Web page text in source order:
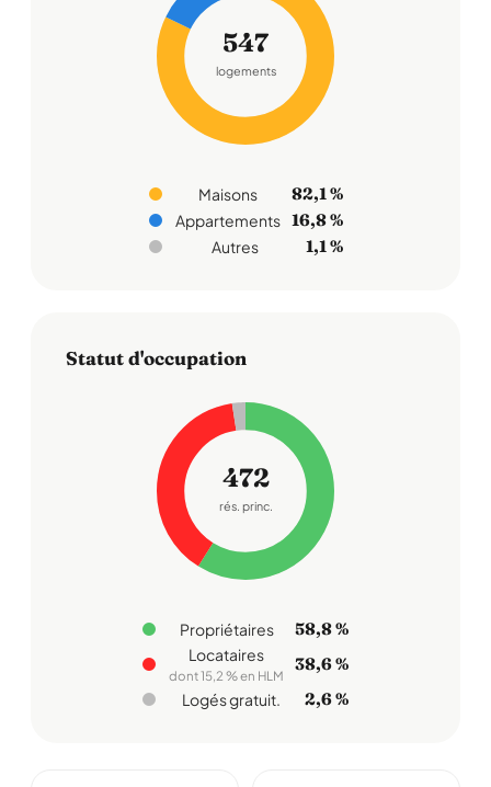
547
logements
Maisons 82,1 %
Appartements 16,8 %
Autres 1,1 %
Statut d'occupation
472
rés. princ.
Propriétaires 58,8 %
Locataires
dont 15,2 % en HLM
38,6 %
Logés gratuit. 2,6 %